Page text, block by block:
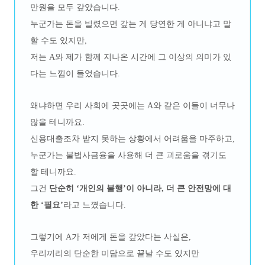
만원을 모두 갚았습니다.
누군가는 돈을 빌렸으면 갚는 게 당연한 게 아니냐고 말
할 수도 있지만,
저는 A와 제가 함께 지나온 시간에 그 이상의 의미가 있
다는 느낌이 들었습니다.
왜냐하면 우리 사회에 곳곳에는 A와 같은 이들이 너무나
많을 테니까요.
신용대출조차 받지 못하는 상황에서 어려움을 마주하고,
누군가는 불법사금융을 사용해 더 큰 괴로움을 겪기도
할 테니까요.
그건 단순히 ‘개인의 불행’이 아니라, 더 큰 안전망에 대
한 ‘필요’라고 느꼈습니다.
그렇기에 A가 저에게 돈을 갚았다는 사실은,
우리끼리의 단순한 미담으로 끝날 수도 있지만